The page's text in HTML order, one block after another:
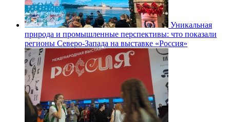
Уникальная
природа и промышленные перспективы: что показали
регионы Северо-Запада на выставке «Россия»